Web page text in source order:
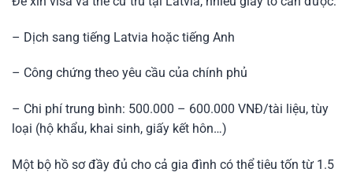
– Dịch sang tiếng Latvia hoặc tiếng Anh
– Công chứng theo yêu cầu của chính phủ
– Chi phí trung bình: 500.000 – 600.000 VNĐ/tài liệu, tùy
loại (hộ khẩu, khai sinh, giấy kết hôn…)
Một bộ hồ sơ đầy đủ cho cả gia đình có thể tiêu tốn từ 1.5